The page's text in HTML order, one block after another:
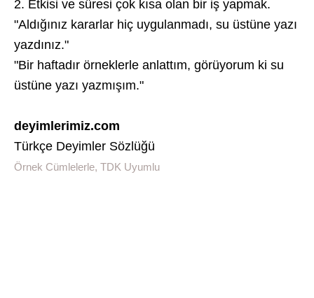
2. Etkisi ve süresi çok kısa olan bir iş yapmak.
"Aldığınız kararlar hiç uygulanmadı, su üstüne yazı
yazdınız."
"Bir haftadır örneklerle anlattım, görüyorum ki su
üstüne yazı yazmışım."
deyimlerimiz.com
Türkçe Deyimler Sözlüğü
Örnek Cümlelerle, TDK Uyumlu